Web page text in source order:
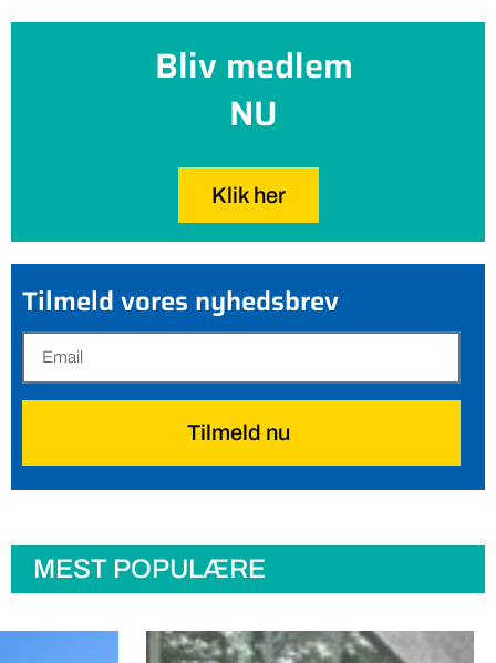
Bliv medlem
NU
Klik her
Tilmeld vores nyhedsbrev
Tilmeld nu
MEST POPULÆRE